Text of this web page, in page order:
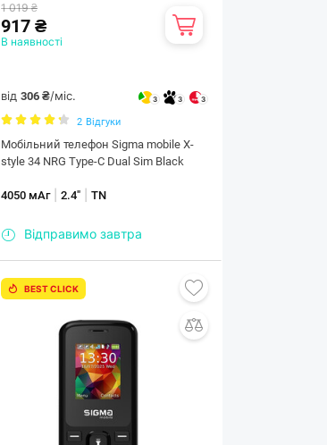
1 019 ₴
917 ₴
В наявності
від306 ₴/міс. 3 3 3
2 Відгуки
Мобiльний телефон Sigma mobile X-
style 34 NRG Type-C Dual Sim Black
4050 мАг|2.4" |TN
Відправимо завтра
BEST CLICK